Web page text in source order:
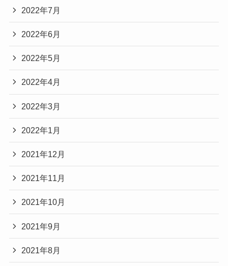
2022年7月
2022年6月
2022年5月
2022年4月
2022年3月
2022年1月
2021年12月
2021年11月
2021年10月
2021年9月
2021年8月